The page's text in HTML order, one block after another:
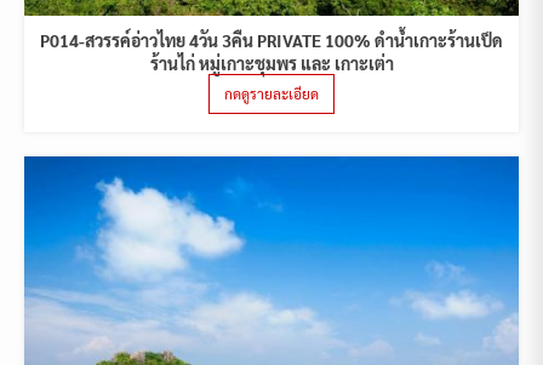
P014-สวรรค์อ่าวไทย 4วัน 3คืน PRIVATE 100% ดำน้ำเกาะร้านเป็ด
ร้านไก่ หมู่เกาะชุมพร และ เกาะเต่า
กดดูรายละเอียด